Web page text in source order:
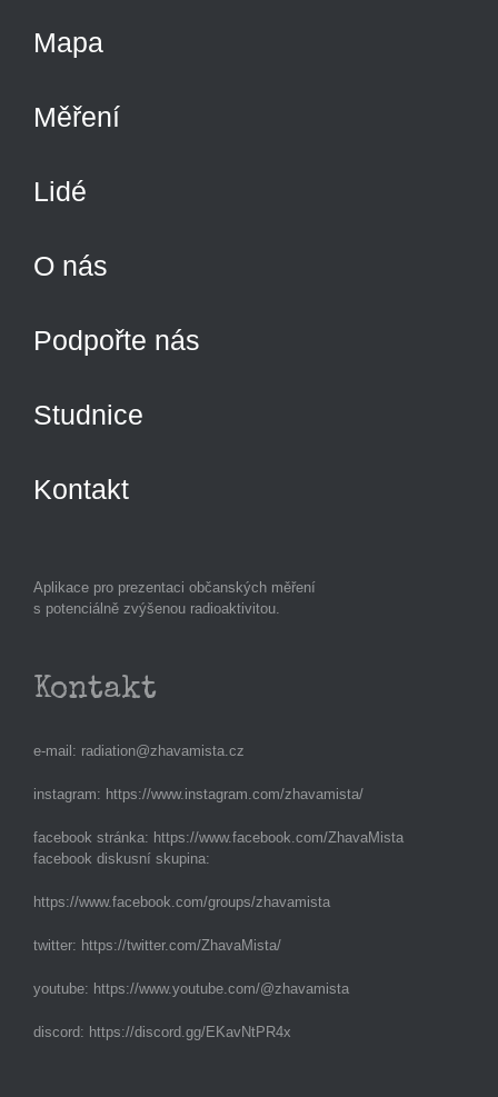
Aplikace pro prezentaci občanských měření
s potenciálně zvýšenou radioaktivitou.
Kontakt
e-mail: radiation@zhavamista.cz
instagram: https://www.instagram.com/zhavamista/
facebook stránka: https://www.facebook.com/ZhavaMista
facebook diskusní skupina:
https://www.facebook.com/groups/zhavamista
twitter: https://twitter.com/ZhavaMista/
youtube: https://www.youtube.com/@zhavamista
discord: https://discord.gg/EKavNtPR4x
Mapa
Měření
Lidé
O nás
Podpořte nás
Studnice
Kontakt